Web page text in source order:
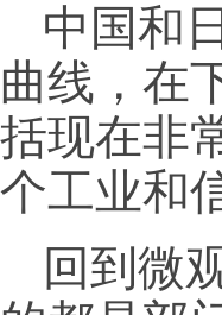
中国和
曲线，在
括现在非
个工业和
回到微